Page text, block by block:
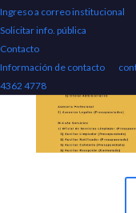
Ingreso a correo institucional
Solicitar info. pública
Contacto
Información de contacto
4362 4778